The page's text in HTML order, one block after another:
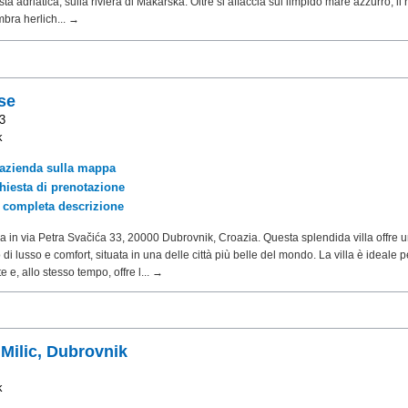
herlich... →
sulla mappa
di prenotazione
descrizione
in via Petra Svačića 33, 20000 Dubrovnik, Croazia. Questa splendida villa offre
lusso e comfort, situata in una delle città più belle del mondo. La villa è ideale
e, allo stesso tempo, offre l... →
Dubrovnik